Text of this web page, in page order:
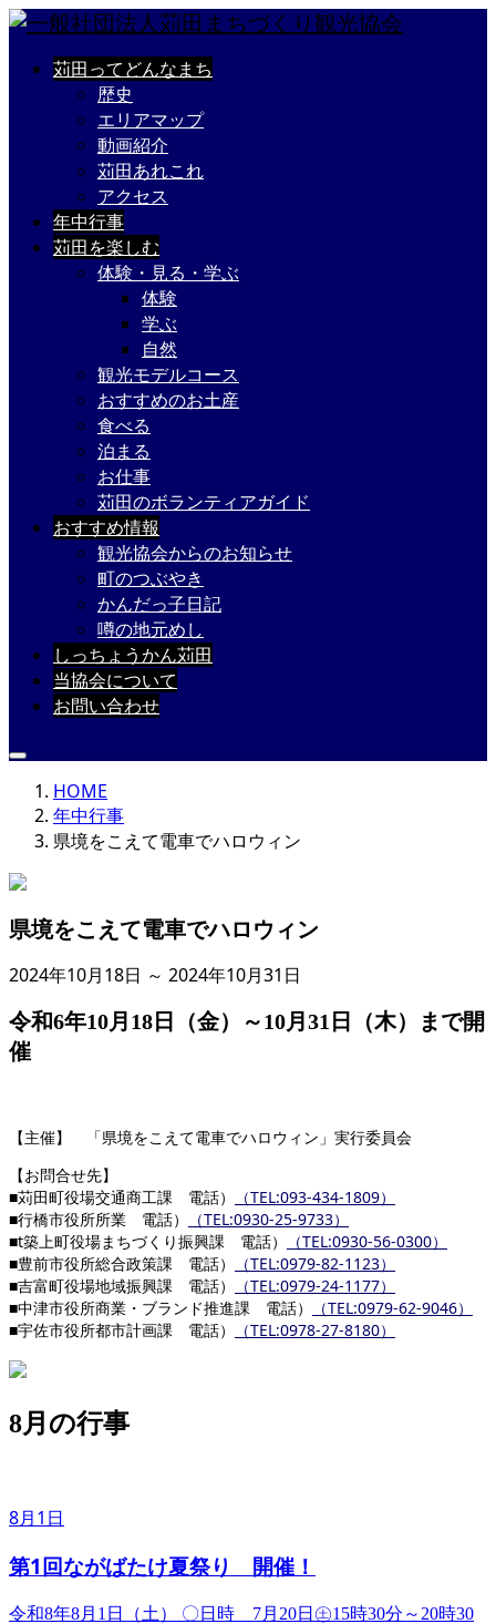
苅田ってどんなまち
歴史
エリアマップ
動画紹介
苅田あれこれ
アクセス
年中行事
苅田を楽しむ
体験・見る・学ぶ
体験
学ぶ
自然
観光モデルコース
おすすめのお土産
食べる
泊まる
お仕事
苅田のボランティアガイド
おすすめ情報
観光協会からのお知らせ
町のつぶやき
かんだっ子日記
噂の地元めし
しっちょうかん苅田
当協会について
お問い合わせ
HOME
年中行事
県境をこえて電車でハロウィン
県境をこえて電車でハロウィン
2024年10月18日 ～ 2024年10月31日
令和6年10月18日（金）～10月31日（木）まで開
催
【主催】 「県境をこえて電車でハロウィン」実行委員会
【お問合せ先】
■苅田町役場交通商工課 電話）
（TEL:093-434-1809）
■行橋市役所所業 電話）
（TEL:0930-25-9733）
■t築上町役場まちづくり振興課 電話）
（TEL:0930-56-0300）
■豊前市役所総合政策課 電話）
（TEL:0979-82-1123）
■吉富町役場地域振興課 電話）
（TEL:0979-24-1177）
■中津市役所商業・ブランド推進課 電話）
（TEL:0979-62-9046）
■宇佐市役所都市計画課 電話）
（TEL:0978-27-8180）
8月の行事
8月1日
第1回ながばたけ夏祭り 開催！
令和8年8月1日（土） ​〇日時 7月20日㊏15時30分～20時30